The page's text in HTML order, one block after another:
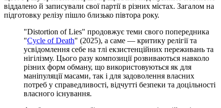
віддалено й записували свої партії в різних містах. Загалом на
підготовку релізу пішло близько півтора року.
"Distortion of Lies" продовжує теми свого попередника
"Cycle of Death" (2025), а саме — критику релігії та
усвідомлення себе на тлі екзистенційних переживань та
нігілізму. Цього разу композиції розвиваються навколо
різних форм обману, що використовуються як для
маніпуляції масами, так і для задоволення власних
потреб у справедливості, відчутті безпеки та доцільності
власного існування.